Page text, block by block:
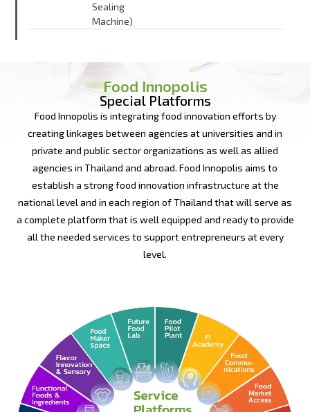
Sealing
Machine)
Food Innopolis
Special Platforms
Food Innopolis is integrating food innovation efforts by
creating linkages between agencies at universities and in
private and public sector organizations as well as allied
agencies in Thailand and abroad. Food Innopolis aims to
establish a strong food innovation infrastructure at the
national level and in each region of Thailand that will serve as
a complete platform that is well equipped and ready to provide
all the needed services to support entrepreneurs at every
level.